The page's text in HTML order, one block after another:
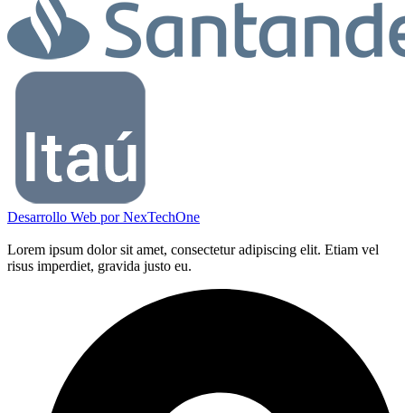
Desarrollo Web porNexTechOne
Lorem ipsum dolor sit amet, consectetur adipiscing elit. Etiam vel
risus imperdiet, gravida justo eu.